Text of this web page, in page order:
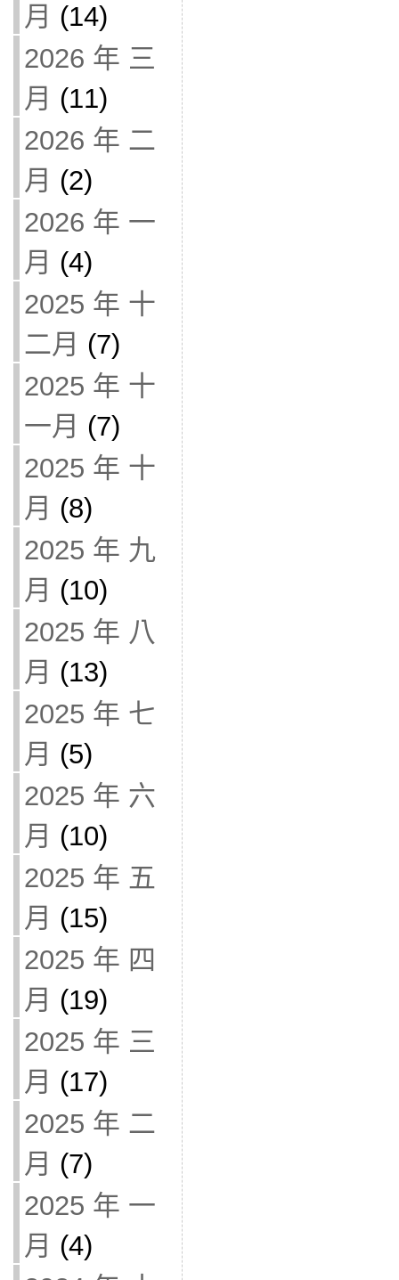
月 (14)
2026 年 三
月 (11)
2026 年 二
月 (2)
2026 年 一
月 (4)
2025 年 十
二月 (7)
2025 年 十
一月 (7)
2025 年 十
月 (8)
2025 年 九
月 (10)
2025 年 八
月 (13)
2025 年 七
月 (5)
2025 年 六
月 (10)
2025 年 五
月 (15)
2025 年 四
月 (19)
2025 年 三
月 (17)
2025 年 二
月 (7)
2025 年 一
月 (4)